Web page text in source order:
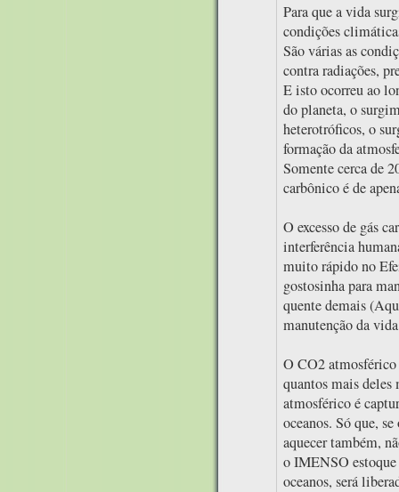
Para que a vida
condições
São várias as
contra radiações,
E isto ocorreu ao
do planeta, o
heterotróficos, o
formação da
Somente cerca de
carbônico é de
O excesso de gás
interferência
muito rápido no
gostosinha para
quente demais
manutenção da
O CO2 atmosférico
quantos mais
atmosférico é
oceanos. Só que,
aquecer também,
o IMENSO estoque
oceanos, será